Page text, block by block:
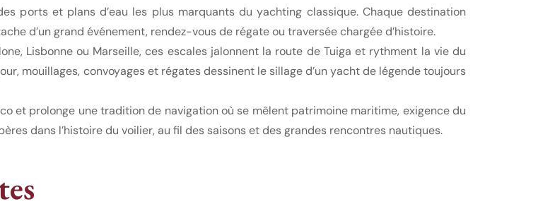
ports et plans d’eau les plus marquants du yachting classique. Chaque destination
d’un grand événement, rendez-vous de régate ou traversée chargée d’histoire.
Lisbonne ou Marseille, ces escales jalonnent la route de Tuiga et rythment la vie du
mouillages, convoyages et régates dessinent le sillage d’un yacht de légende toujours
et prolonge une tradition de navigation où se mêlent patrimoine maritime, exigence du
dans l’histoire du voilier, au fil des saisons et des grandes rencontres nautiques.